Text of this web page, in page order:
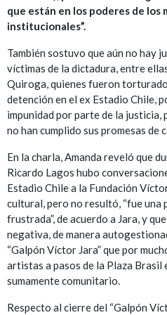
que están en los poderes de los
institucionales”.
También sostuvo que aún no hay
víctimas de la dictadura, entre
Quiroga, quienes fueron
detención en el ex Estadio Chile,
impunidad por parte de la justicia,
no han cumplido sus promesas de
En la charla, Amanda reveló que
Ricardo Lagos hubo
Estadio Chile a la Fundación
cultural, pero no resultó, “fue una
frustrada”, de acuerdo a Jara, y
negativa, de manera
“Galpón Víctor Jara” que por
artistas a pasos de la Plaza Brasil
sumamente comunitario.
Respecto al cierre del “Galpón